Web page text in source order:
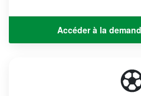
Accéder à la